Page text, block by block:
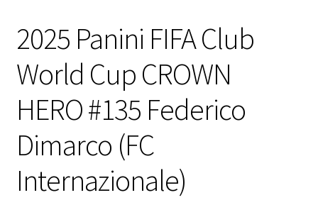
2025 Panini FIFA Club
World Cup CROWN
HERO #135 Federico
Dimarco (FC
Internazionale)